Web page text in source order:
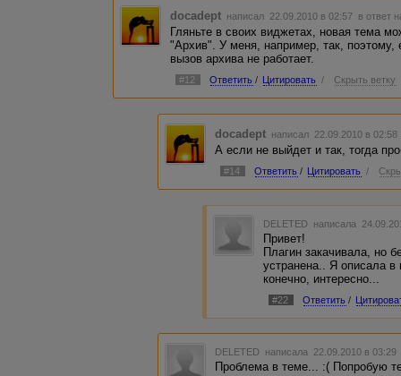
docadept написал 22.09.2010 в 02:57 в ответ
Гляньте в своих виджетах, новая тема
"Архив". У меня, например, так, поэтому,
вызов архива не работает.
#12 Ответить / Цитировать / Скрыть ветку
docadept написал 22.09.2010 в
А если не выйдет и так, тогда
#14 Ответить / Цитировать /
DELETED написала
Привет!
Плагин закачивала, но
устранена.. Я описала
конечно, интересно...
#22 Ответить /
DELETED написала 22.09.2010 в
Проблема в теме... :( Попробую